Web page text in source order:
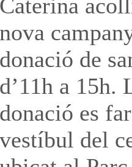
Caterina
nova
donació de
d’11h a 15h.
donació es
vestíbul del